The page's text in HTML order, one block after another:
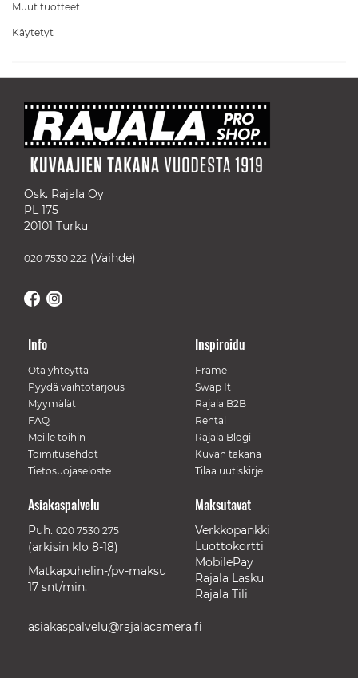
Muut tuotteet
Käytetyt
Osk. Rajala Oy
PL 175
20101 Turku
020 7530 222 (Vaihde)
Info
Ota yhteyttä
Pyydä vaihtotarjous
Myymälät
FAQ
Meille töihin
Toimitusehdot
Tietosuojaseloste
Inspiroidu
Frame
Swap It
Rajala B2B
Rental
Rajala Blogi
Kuvan takana
Tilaa uutiskirje
Maksutavat
Verkkopankki
Luottokortti
MobilePay
Rajala Lasku
Rajala Tili
Asiakaspalvelu
Puh. 020 7530 275
(arkisin klo 8-18)
Matkapuhelin-/pv-maksu
17 snt/min.
asiakaspalvelu@rajalacamera.fi